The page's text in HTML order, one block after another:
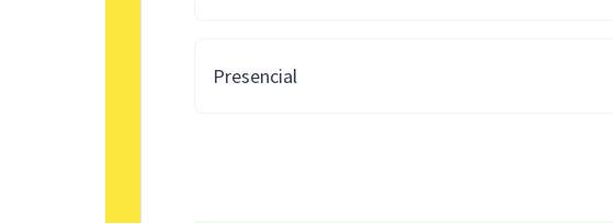
Presencial